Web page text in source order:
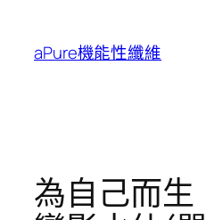
aPure機能性纖維
為自己而生